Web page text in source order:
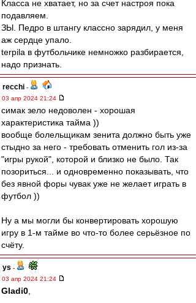
Класса не хватает, но за счет настроя пока
подавляем.
ЗЫ. Педро в штангу классно зарядил, у меня
аж сердце упало.
terpila в футбольчике немножко разбирается,
надо признать.
recchi -
03 апр 2024 21:24
симак зело недоволен - хорошая
характеристика тайма ))
вообще болельщикам зенита должно быть уже
стыдно за него - требовать отменить гол из-за
"игры рукой", которой и близко не было. Так
позориться... и одновременно показывать, что
без явной форы чувак уже не желает играть в
футбол ))
Ну а мы могли бы конвертировать хорошую
игру в 1-м тайме во что-то более серьёзное по
счёту.
ys -
03 апр 2024 21:24
Gladi0